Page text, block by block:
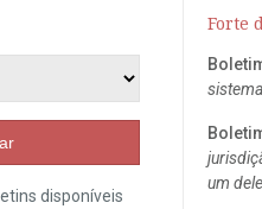
disponíveis
Forte
um